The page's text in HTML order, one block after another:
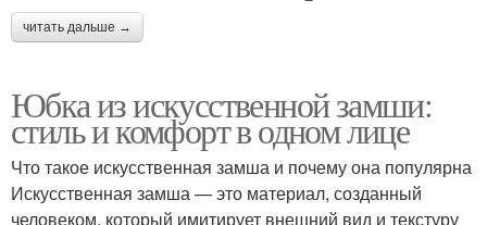
читать дальше →
Юбка из искусственной замши:
стиль и комфорт в одном лице
Что такое искусственная замша и почему она популярна
Искусственная замша — это материал, созданный
человеком, который имитирует внешний вид и текстуру